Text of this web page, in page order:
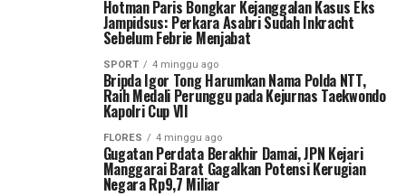
Hotman Paris Bongkar Kejanggalan Kasus Eks
Jampidsus: Perkara Asabri Sudah Inkracht
Sebelum Febrie Menjabat
SPORT 4 minggu ago
Bripda Igor Tong Harumkan Nama Polda NTT,
Raih Medali Perunggu pada Kejurnas Taekwondo
Kapolri Cup VII
FLORES 4 minggu ago
Gugatan Perdata Berakhir Damai, JPN Kejari
Manggarai Barat Gagalkan Potensi Kerugian
Negara Rp9,7 Miliar